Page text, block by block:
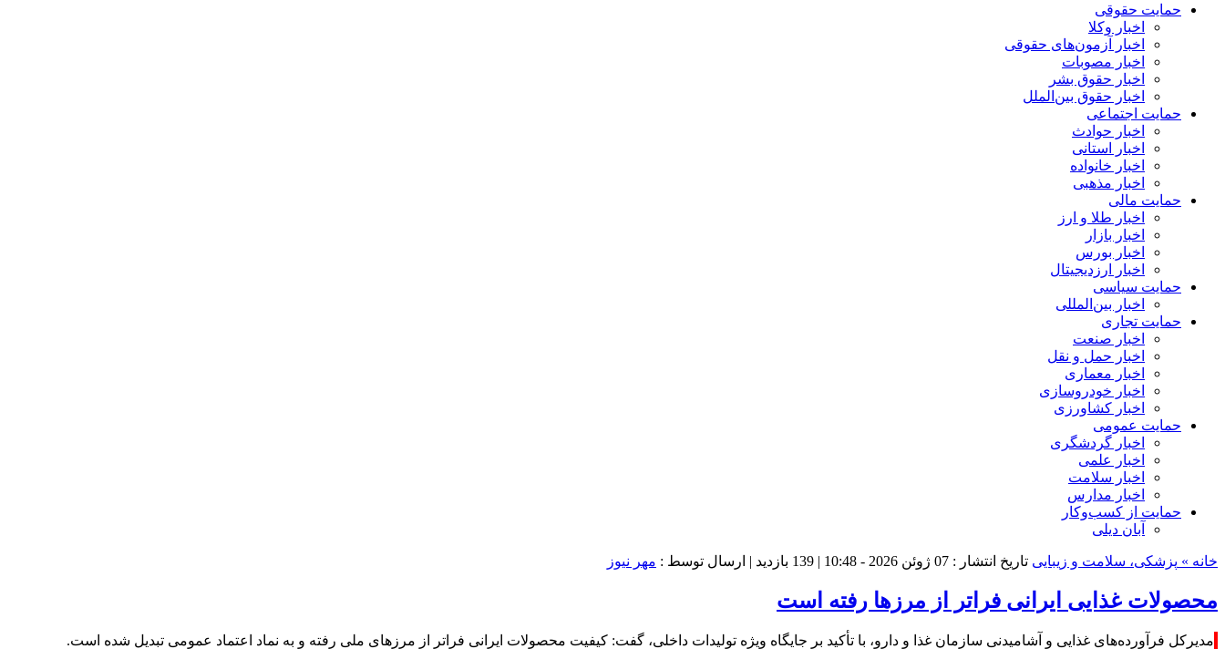
حمایت حقوقی
اخبار وکلا
اخبار آزمون‌های حقوقی
اخبار مصوبات
اخبار حقوق بشر
اخبار حقوق بین‌الملل
حمایت اجتماعی
اخبار حوادث
اخبار استانی
اخبار خانواده
اخبار مذهبی
حمایت مالی
اخبار طلا و ارز
اخبار بازار
اخبار بورس
اخبار ارزدیجیتال
حمایت سیاسی
اخبار بین‌المللی
حمایت تجاری
اخبار صنعت
اخبار حمل و نقل
اخبار معماری
اخبار خودروسازی
اخبار کشاورزی
حمایت عمومی
اخبار گردشگری
اخبار علمی
اخبار سلامت
اخبار مدارس
حمایت از کسب‌وکار
آبان دیلی
خانه » پزشکی، سلامت و زیبایی تاریخ انتشار : 07 ژوئن 2026 - 10:48 | 139 بازدید | ارسال توسط : مهر نیوز
محصولات غذایی ایرانی فراتر از مرزها رفته است
مدیرکل فرآورده‌های غذایی و آشامیدنی سازمان غذا و دارو، با تأکید بر جایگاه ویژه تولیدات داخلی، گفت: کیفیت محصولات ایرانی فراتر از مرزهای ملی رفته و به نماد اعتماد عمومی تبدیل شده است.